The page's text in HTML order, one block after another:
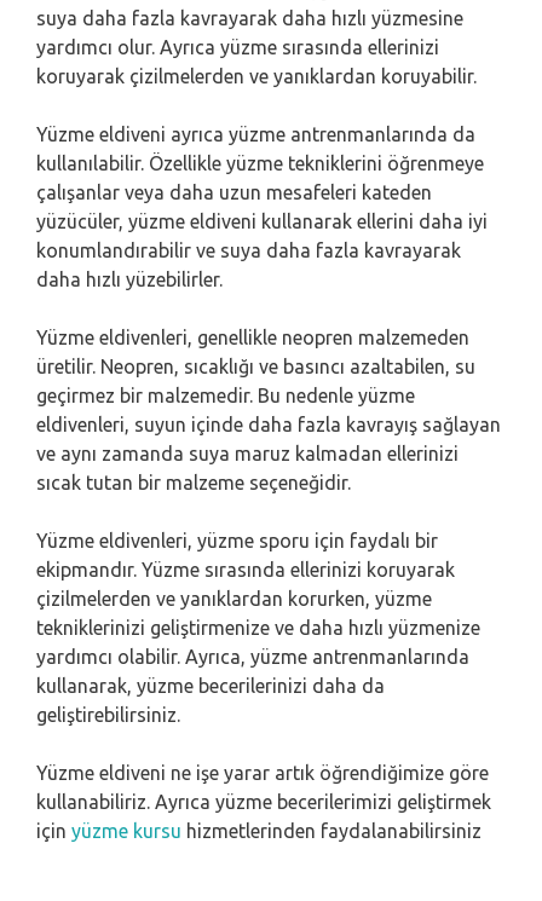
suya daha fazla kavrayarak daha hızlı yüzmesine
yardımcı olur. Ayrıca yüzme sırasında ellerinizi
koruyarak çizilmelerden ve yanıklardan koruyabilir.
Yüzme eldiveni ayrıca yüzme antrenmanlarında da
kullanılabilir. Özellikle yüzme tekniklerini öğrenmeye
çalışanlar veya daha uzun mesafeleri kateden
yüzücüler, yüzme eldiveni kullanarak ellerini daha iyi
konumlandırabilir ve suya daha fazla kavrayarak
daha hızlı yüzebilirler.
Yüzme eldivenleri, genellikle neopren malzemeden
üretilir. Neopren, sıcaklığı ve basıncı azaltabilen, su
geçirmez bir malzemedir. Bu nedenle yüzme
eldivenleri, suyun içinde daha fazla kavrayış sağlayan
ve aynı zamanda suya maruz kalmadan ellerinizi
sıcak tutan bir malzeme seçeneğidir.
Yüzme eldivenleri, yüzme sporu için faydalı bir
ekipmandır. Yüzme sırasında ellerinizi koruyarak
çizilmelerden ve yanıklardan korurken, yüzme
tekniklerinizi geliştirmenize ve daha hızlı yüzmenize
yardımcı olabilir. Ayrıca, yüzme antrenmanlarında
kullanarak, yüzme becerilerinizi daha da
geliştirebilirsiniz.
Yüzme eldiveni ne işe yarar artık öğrendiğimize göre
kullanabiliriz. Ayrıca yüzme becerilerimizi geliştirmek
için yüzme kursu hizmetlerinden faydalanabilirsiniz